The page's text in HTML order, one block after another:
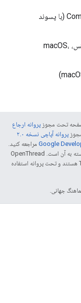
هر دو Thread 1.1 و 1.2 Commissioner (با پسوند
کتابخانه کمیسیونر چند پلتفرمی (لینوکس، macOS،
صفحه تحت مجوز پروانه ارجاع
پروانه آپاچی نسخه ۲.۰
مراجعه کنید.
جاوا علامت تجاری ثبت‌شده Oracle و/یا شرکت‌های وابسته به آن است. ‫OpenThread
و علائم مربوط به آن، علامت‌های تجاری Thread Group هستند و تحت پروانه استفاده